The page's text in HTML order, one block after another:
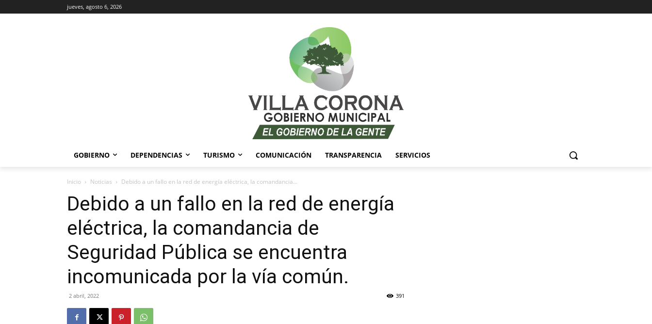
jueves, agosto 6, 2026
GOBIERNO DEPENDENCIAS TURISMO COMUNICACIÓN TRANSPARENCIA SERVICIOS
Inicio Noticias Debido a un fallo en la red de energía eléctrica, la comandancia...
Debido a un fallo en la red de energía
eléctrica, la comandancia de
Seguridad Pública se encuentra
incomunicada por la vía común.
2 abril, 2022 391